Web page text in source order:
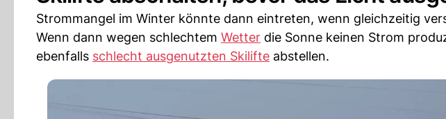
Strommangel im Winter könnte dann eintreten, wenn gleichzeitig
Wenn dann wegen schlechtem Wetter die Sonne keinen Strom
ebenfalls schlecht ausgenutzten Skilifte abstellen.